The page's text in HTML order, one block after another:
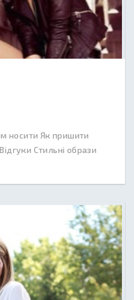
носити Як пришити
Стильні образи